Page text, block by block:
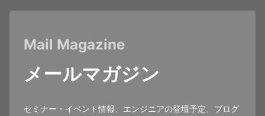
Mail Magazine
メールマガジン
セミナー・イベント情報、エンジニアの登壇予定、ブログ